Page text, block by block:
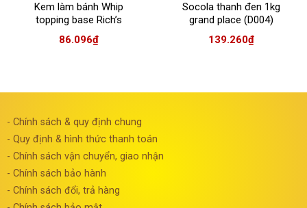
Kem làm bánh Whip
topping base Rich’s
86.096₫
Socola thanh đen 1kg
grand place (D004)
139.260₫
- Chính sách & quy định chung
- Quy định & hình thức thanh toán
- Chính sách vận chuyển, giao nhận
- Chính sách bảo hành
- Chính sách đổi, trả hàng